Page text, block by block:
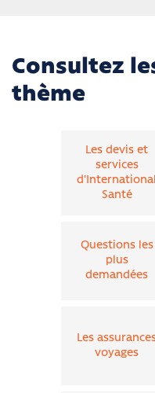
Consultez
thème
Les devis et
services
d'International
Santé
Questions les
plus
demandées
Les
voyages